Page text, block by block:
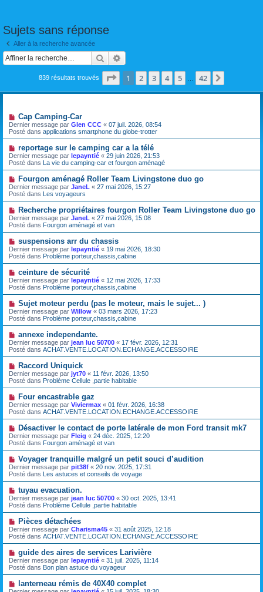
Sujets sans réponse
Aller à la recherche avancée
Rechercher
839 résultats trouvés Page 1sur42
1 2 3 4 5 42
N
o
u
v
a
u
m
e
s
a
g
e
Cap Camping-Car
Dernier message par Glen CCC « 07 juil. 2026, 08:54
Posté dans applications smartphone du globe-trotter
N
o
u
v
e
a
u
m
e
s
a
g
reportage sur le camping car a la télé
Dernier message par lepayntié « 29 juin 2026, 21:53
Posté dans La vie du camping-car et fourgon aménagé
N
o
u
v
e
a
u
m
e
s
s
a
g
Fourgon aménagé Roller Team Livingstone duo go
Dernier message par JaneL « 27 mai 2026, 15:27
Posté dans Les voyageurs
N
o
u
v
a
u
m
e
s
s
a
g
e
Recherche propriétaires fourgon Roller Team Livingstone duo go
Dernier message par JaneL « 27 mai 2026, 15:08
Posté dans Fourgon aménagé et van
N
o
u
v
a
u
m
e
s
s
a
g
suspensions arr du chassis
Dernier message par lepayntié « 19 mai 2026, 18:30
Posté dans Problème porteur,chassis,cabine
N
o
u
v
e
a
u
m
e
s
s
a
g
e
ceinture de sécurité
Dernier message par lepayntié « 12 mai 2026, 17:33
Posté dans Problème porteur,chassis,cabine
N
o
u
v
a
u
m
e
s
a
g
e
Sujet moteur perdu (pas le moteur, mais le sujet... )
Dernier message par Willow « 03 mars 2026, 17:23
Posté dans Problème porteur,chassis,cabine
N
o
u
v
e
a
u
m
e
s
a
g
e
annexe independante.
Dernier message par jean luc 50700 « 17 févr. 2026, 12:31
Posté dans ACHAT.VENTE.LOCATION.ECHANGE.ACCESSOIRE
N
o
u
v
e
a
u
m
e
s
a
g
e
Raccord Uniquick
Dernier message par jyt70 « 11 févr. 2026, 13:50
Posté dans Problème Cellule ,partie habitable
N
o
u
v
e
a
u
m
e
s
s
a
g
e
Four encastrable gaz
Dernier message par Viviermax « 01 févr. 2026, 16:38
Posté dans ACHAT.VENTE.LOCATION.ECHANGE.ACCESSOIRE
N
o
u
v
e
a
u
m
e
s
s
a
g
e
Désactiver le contact de porte latérale de mon Ford transit mk7
Dernier message par Fleig « 24 déc. 2025, 12:20
Posté dans Fourgon aménagé et van
N
o
u
v
a
u
m
e
s
a
g
Voyager tranquille malgré un petit souci d’audition
Dernier message par pit38f « 20 nov. 2025, 17:31
Posté dans Les astuces et conseils de voyage
N
o
u
v
e
a
u
m
e
s
s
a
g
e
tuyau evacuation.
Dernier message par jean luc 50700 « 30 oct. 2025, 13:41
Posté dans Problème Cellule ,partie habitable
N
o
u
v
a
u
m
e
s
Pièces détachées
Dernier message par Charisma45 « 31 août 2025, 12:18
Posté dans ACHAT.VENTE.LOCATION.ECHANGE.ACCESSOIRE
N
o
u
v
e
a
guide des aires de services Larivière
Dernier message par lepayntié « 31 juil. 2025, 11:14
Posté dans Bon plan astuce du voyageur
N
o
lanterneau rémis de 40X40 complet